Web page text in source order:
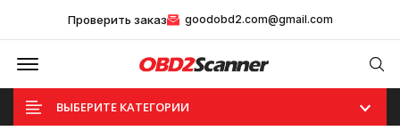
Проверить заказ goodobd2.com@gmail.com
Offcanvas Menu Open
ВЫБЕРИТЕ КАТЕГОРИИ